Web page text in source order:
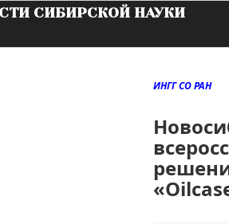
СИБИРСКОЙ НАУКИ
ИНГГ СО РАН